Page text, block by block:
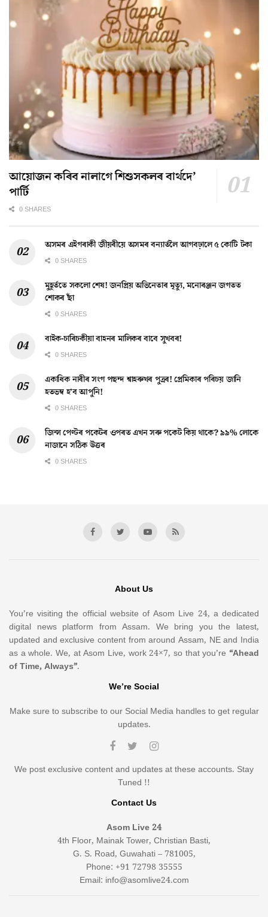
আয়োজন কৰিব নালাগে শিশুসকলৰ বাৰ্থদে’
পাৰ্টি
0 SHARES
অসমৰ এইগৰাকী জীয়ৰীয়ে অসমৰ বন্যাৰ্তলৈ আগবঢ়ালে ৫ কোটি টকা
0 SHARES
মুহূৰ্ততে সকলো শেষ! জনপ্ৰিয় অভিনেতাৰ মৃত্যু, মনোৰঞ্জন জগতত
শোকৰ ছাঁ
0 SHARES
বাইক-চাৰিচকীয়া বাহনৰ মালিকৰ বাবে সুখবৰ!
0 SHARES
একাধিক নাৰীৰ সংগ পছন্দ শ্বাহৰুখৰ পুত্ৰৰ! প্ৰেমিকাৰ পৰিচয় জানি
হতভম্ব হ’ব আপুনি!
0 SHARES
জিন্স পেণ্টৰ পকেটৰ ওপৰত এখন সৰু পকেট কিয় থাকে? ৯৯% লোকে
নাজানে সঠিক উত্তৰ
0 SHARES
About Us
You’re visiting the official website of Asom Live 24, a dedicated
digital news platform from Assam. We bring you the latest,
updated and exclusive content from around Assam, NE and India
as a whole. We, at Asom Live, work 24×7, so that you’re “Ahead
of Time, Always”.
We’re Social
Make sure to subscribe to our Social Media handles to get regular
updates.
We post exclusive content and updates at these accounts. Stay
Tuned !!
Contact Us
Asom Live 24
4th Floor, Mainak Tower, Christian Basti,
G. S. Road, Guwahati – 781005,
Phone: +91 72798 35555
Email: info@asomlive24.com